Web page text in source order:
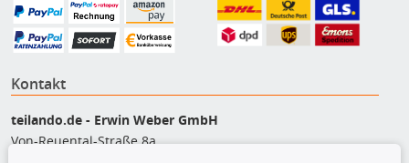
Kontakt
teilando.de - Erwin Weber GmbH
Von-Reuental-Straße 8a